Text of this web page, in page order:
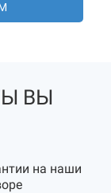
ВЫ
на наши